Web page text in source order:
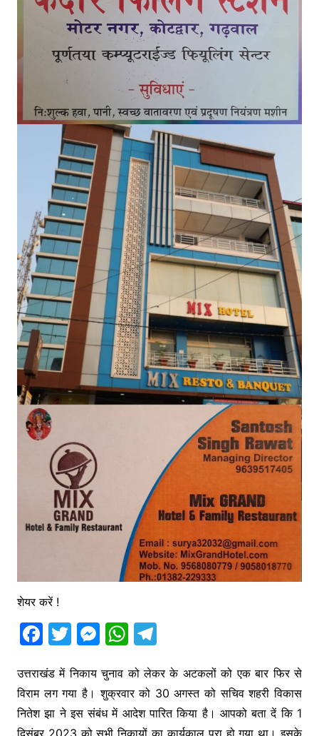
शेयर करें !
F
c
e
b
T
itt
er
M
s
s
e
W
at
s
A
T
e
gr
a
उत्तराखंड में निकाय चुनाव को लेकर के अटकलों को एक बार फिर से
विराम लग गया है। शुक्रवार को 30 अगस्त को सचिव शहरी विकास
नितेश झा ने इस संबंध में आदेश पारित किया है। आपको बता दें कि 1
दिसंबर 2023 को सभी निकायों का कार्यकाल पूरा हो गया था। इसके